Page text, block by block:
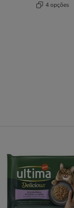
4 opções